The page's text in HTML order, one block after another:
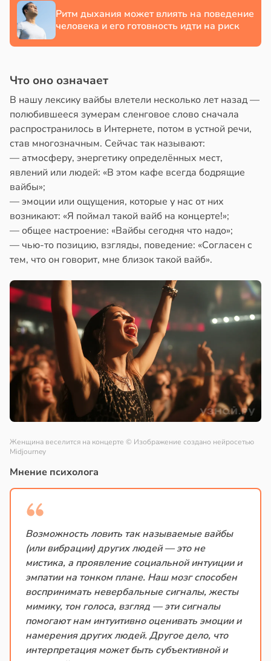
Ритм дыхания может влиять на поведение
человека и его готовность идти на риск
Что оно означает
В нашу лексику вайбы влетели несколько лет назад —
полюбившееся зумерам сленговое слово сначала
распространилось в Интернете, потом в устной речи,
став многозначным. Сейчас так называют:
— атмосферу, энергетику определённых мест,
явлений или людей: «В этом кафе всегда бодрящие
вайбы»;
— эмоции или ощущения, которые у нас от них
возникают: «Я поймал такой вайб на концерте!»;
— общее настроение: «Вайбы сегодня что надо»;
— чью-то позицию, взгляды, поведение: «Согласен с
тем, что он говорит, мне близок такой вайб».
Женщина веселится на концерте © Изображение создано нейросетью
Midjourney
Мнение психолога
Возможность ловить так называемые вайбы
(или вибрации) других людей — это не
мистика, а проявление социальной интуиции и
эмпатии на тонком плане. Наш мозг способен
воспринимать невербальные сигналы, жесты
мимику, тон голоса, взгляд — эти сигналы
помогают нам интуитивно оценивать эмоции и
намерения других людей. Другое дело, что
интерпретация может быть субъективной и